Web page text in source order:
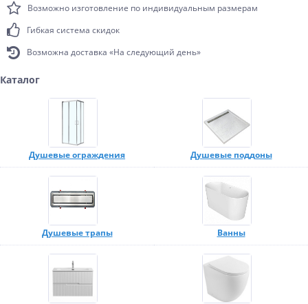
Возможно изготовление по индивидуальным размерам
Гибкая система скидок
Возможна доставка «На следующий день»
Каталог
Душевые ограждения Душевые поддоны
Душевые трапы Ванны